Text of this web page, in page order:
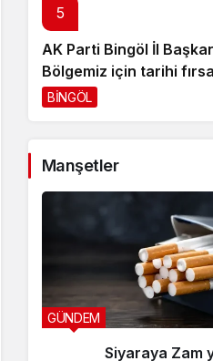
5
AK Parti Bingöl İl
Bölgemiz için tarihi
açılıyor
BİNGÖL
Manşetler
GÜNDEM
Siyaraya Zam